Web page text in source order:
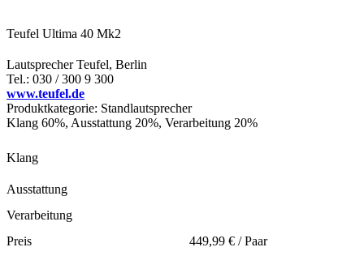
Teufel Ultima 40 Mk2
Lautsprecher Teufel, Berlin
Tel.: 030 / 300 9 300
www.teufel.de
Produktkategorie: Standlautsprecher
Klang 60%, Ausstattung 20%, Verarbeitung 20%
Klang
Ausstattung
Verarbeitung
Preis
449,99 € / Paar